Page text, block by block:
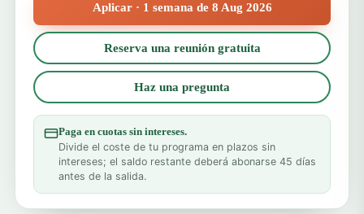
Aplicar · 1 semana de 8 Aug 2026
Reserva una reunión gratuita
Haz una pregunta
Paga en cuotas sin intereses.
Divide el coste de tu programa en plazos sin
intereses; el saldo restante deberá abonarse 45 días
antes de la salida.